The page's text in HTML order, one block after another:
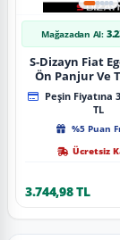
Mağazadan Al:
S-Dizayn Fiat
Ön Panjur Ve
Çıta Seti
22 Prç. 2020
Peşin Fiyatına
TL
%5 Puan
Ücretsiz
3.744,98 TL